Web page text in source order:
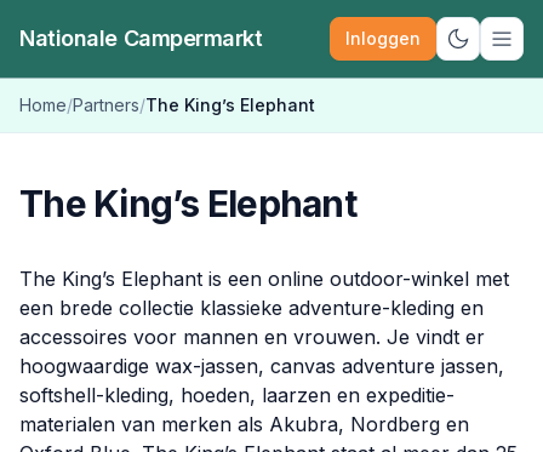
Nationale Campermarkt Inloggen
Schakel
Home/Partners/The King’s Elephant
The King’s Elephant
The King’s Elephant is een online outdoor-winkel met
een brede collectie klassieke adventure-kleding en
accessoires voor mannen en vrouwen. Je vindt er
hoogwaardige wax-jassen, canvas adventure jassen,
softshell-kleding, hoeden, laarzen en expeditie-
materialen van merken als Akubra, Nordberg en